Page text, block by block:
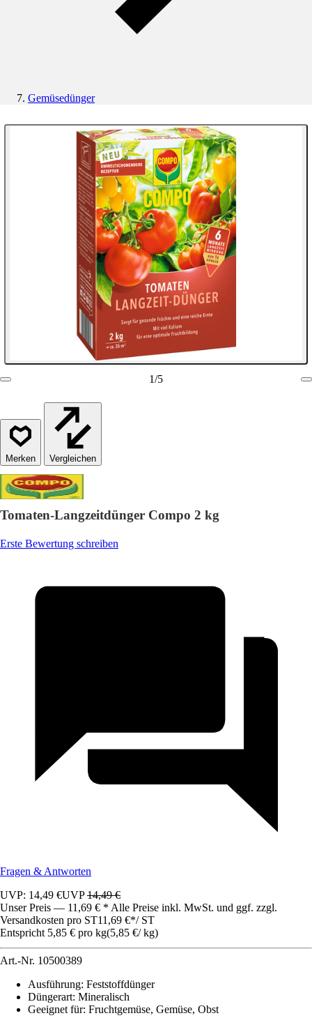
Gemüsedünger
1/5
Vergleichen
Tomaten-Langzeitdünger Compo 2 kg
Erste Bewertung schreiben
Fragen & Antworten
UVP: 14,49 €UVP14,49 €
Unser Preis — 11,69 € * Alle Preise inkl. MwSt. und ggf. zzgl.
Versandkosten pro ST11,69 €*/ ST
Entspricht 5,85 € pro kg(5,85 €/ kg)
Art.-Nr. 10500389
Ausführung: Feststoffdünger
Düngerart: Mineralisch
Geeignet für: Fruchtgemüse, Gemüse, Obst